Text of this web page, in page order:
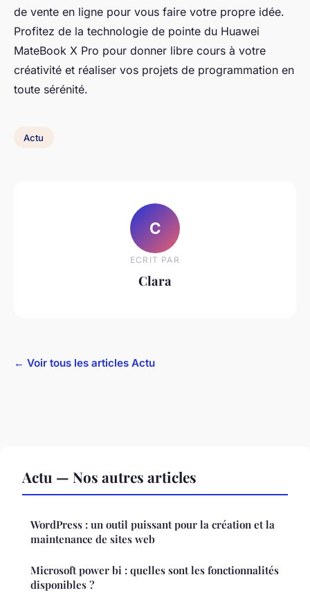
de vente en ligne pour vous faire votre propre idée.
Profitez de la technologie de pointe du Huawei
MateBook X Pro pour donner libre cours à votre
créativité et réaliser vos projets de programmation en
toute sérénité.
Actu
C
ECRIT PAR
Clara
← Voir tous les articles Actu
Actu — Nos autres articles
WordPress : un outil puissant pour la création et la
maintenance de sites web
Microsoft power bi : quelles sont les fonctionnalités
disponibles ?